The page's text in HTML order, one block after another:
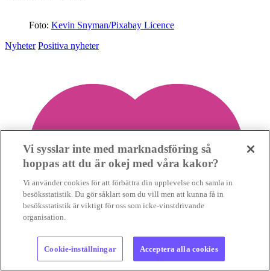
Foto: Kevin Snyman/Pixabay Licence
Nyheter Positiva nyheter
Vi sysslar inte med marknadsföring så
hoppas att du är okej med våra kakor?
Vi använder cookies för att förbättra din upplevelse och samla in
besöksstatistik. Du gör såklart som du vill men att kunna få in
besöksstatistik är viktigt för oss som icke-vinstdrivande
organisation.
Cookie-inställningar Acceptera alla cookies